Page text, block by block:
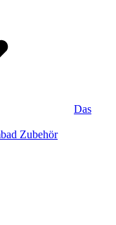
Das
Zubehör